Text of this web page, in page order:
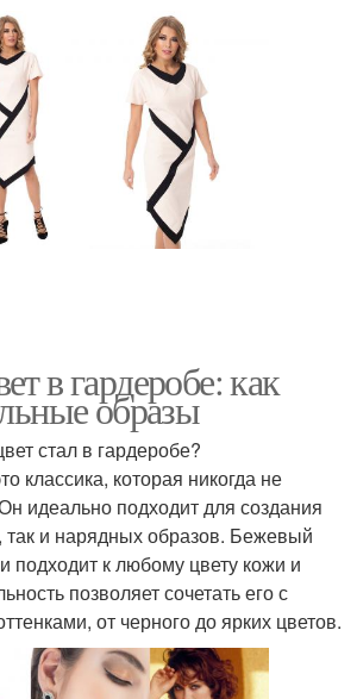
в гардеробе: как
образы
стал в гардеробе?
классика, которая никогда не
идеально подходит для создания
так и нарядных образов. Бежевый
подходит к любому цвету кожи и
позволяет сочетать его с
от черного до ярких цветов.